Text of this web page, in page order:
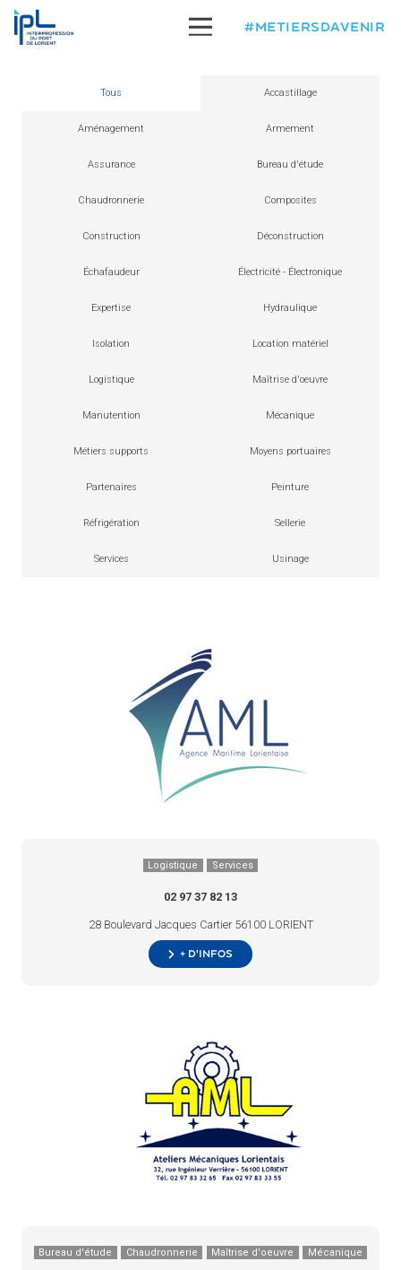
#METIERSDAVENIR
Tous Accastillage
Aménagement Armement
Assurance Bureau d'étude
Chaudronnerie Composites
Construction Déconstruction
Échafaudeur Électricité - Électronique
Expertise Hydraulique
Isolation Location matériel
Logistique Maîtrise d'oeuvre
Manutention Mécanique
Métiers supports Moyens portuaires
Partenaires Peinture
Réfrigération Sellerie
Services Usinage
Logistique Services
02 97 37 82 13
28 Boulevard Jacques Cartier 56100 LORIENT
+ d’infos
Bureau d'étude Chaudronnerie Maîtrise d'oeuvre Mécanique